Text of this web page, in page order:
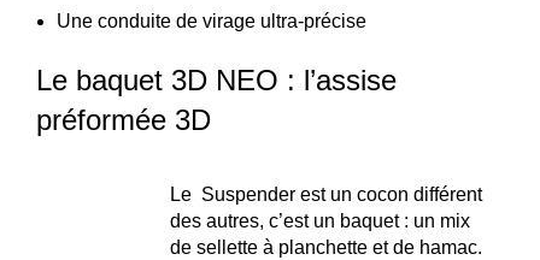
Une conduite de virage ultra-précise
Le baquet 3D NEO : l’assise
préformée 3D
Le Suspender est un cocon différent
des autres, c’est un baquet : un mix
de sellette à planchette et de hamac.